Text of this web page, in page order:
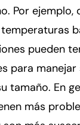
Por ejemplo,
pueden
para manejar
tamaño. En
más